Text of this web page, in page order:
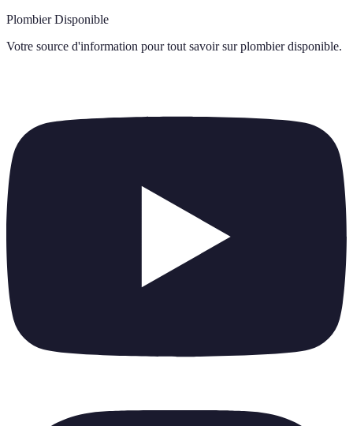
Plombier Disponible
Votre source d'information pour tout savoir sur plombier disponible.